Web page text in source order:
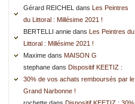
Gérard REICHEL dans Les Peintres
du Littoral : Millésime 2021 !
BERTELLI annie dans Les Peintres du
Littoral : Millésime 2021 !
Maxime dans MAISON G
stephane dans Dispositif KEETIZ :
30% de vos achats remboursés par le
Grand Narbonne !